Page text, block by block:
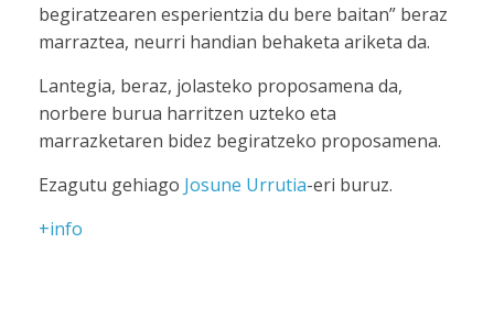
begiratzearen esperientzia du bere baitan” beraz
marraztea, neurri handian behaketa ariketa da.
Lantegia, beraz, jolasteko proposamena da,
norbere burua harritzen uzteko eta
marrazketaren bidez begiratzeko proposamena.
Ezagutu gehiago Josune Urrutia-eri buruz.
+info